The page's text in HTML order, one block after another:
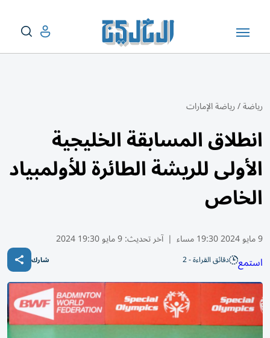
رياضة/رياضة الإمارات
انطلاق المسابقة الخليجية
الأولى للريشة الطائرة للأولمبياد
الخاص
9 مايو 2024 19:30 مساء | آخر تحديث:9 مايو 19:30 2024
استمع دقائق القراءة - 2 شارك